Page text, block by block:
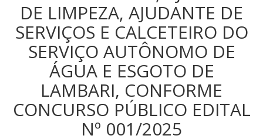
DE LIMPEZA, AJUDANTE DE
SERVIÇOS E CALCETEIRO DO
SERVIÇO AUTÔNOMO DE
ÁGUA E ESGOTO DE
LAMBARI, CONFORME
CONCURSO PÚBLICO EDITAL
Nº 001/2025